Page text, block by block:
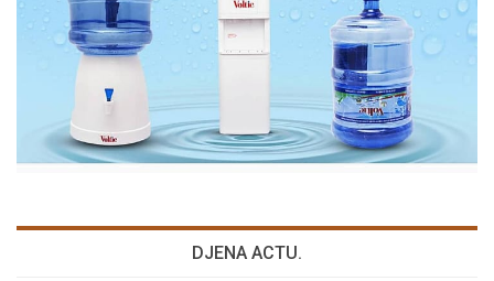
DJENA ACTU.